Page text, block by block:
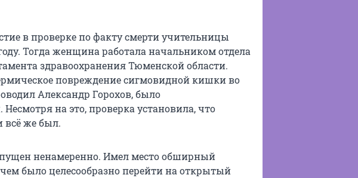
в проверке по факту смерти учительницы
Тогда женщина работала начальником отдела
здравоохранения Тюменской области.
повреждение сигмовидной кишки во
Александр Горохов, было
на это, проверка установила, что
всё же был.
ненамеренно. Имел место обширный
было целесообразно перейти на открытый